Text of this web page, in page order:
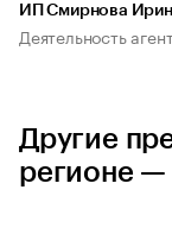
ИП Смирнова
Деятельность
Другие
регионе —